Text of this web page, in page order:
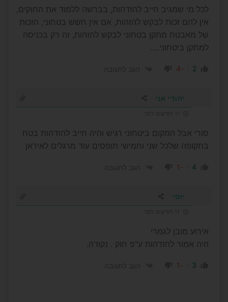
לכל מי שמגיב חייב להזדהות, בברשה ללמוד את החוקים,
אין להם זכות לבקש להזהות, אם אין חשש בטחוני, הזכות
של מאבטח מתקן בטחוני לבקש להזהות, זה רק בכניסה
למתקן ביטחוני….
2
-4
יהודי אני
סורי אבל המקום ביטחוני רגיש והיה חייב להזדהות בטח
בתקופה שלכל שני וחמישי תופסים עוד מרגלים לאיראן
4
-1
יוסי
אירוע מובן לגמרי
היה אמור להזדהות ע"פ חוק . נקודה.
3
-1